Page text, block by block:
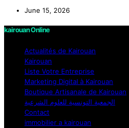
June 15, 2026
kairouan Online
Actualités de Kairouan
Kairouan
Liste Votre Entreprise
Marketing Digital à Kairouan
Boutique Artisanale de Kairouan
الجمعية التونسية للعلوم الشرعية
Contact
immobilier a kairouan